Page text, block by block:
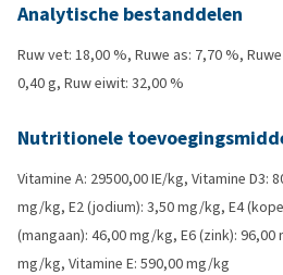
Analytische bestanddelen
Ruw vet: 18,00 %, Ruwe as: 7,70 %,
0,40 g, Ruw eiwit: 32,00 %
Nutritionele
Vitamine A: 29500,00 IE/kg, Vitamine D3:
mg/kg, E2 (jodium): 3,50 mg/kg, E4
(mangaan): 46,00 mg/kg, E6 (zink):
mg/kg, Vitamine E: 590,00 mg/kg